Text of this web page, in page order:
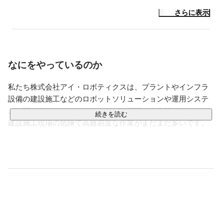
さらに表示
なにをやっているのか
私たち株式会社アイ・ロボティクスは、プラントやインフラ
設備の建設施工などのロボットソリューションや運用システ
ムに関するコンサルティングなどを展開する会社です。
建設施工現場の危険で高難易度な作業がまだまだ多いです。
推進しています。
続きを読む